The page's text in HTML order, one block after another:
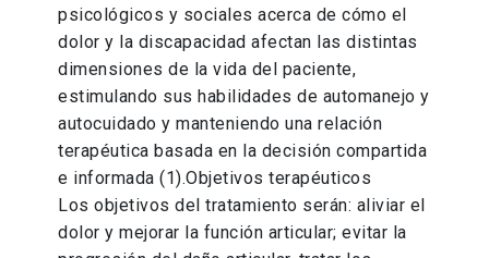
psicológicos y sociales acerca de cómo el
dolor y la discapacidad afectan las distintas
dimensiones de la vida del paciente,
estimulando sus habilidades de automanejo y
autocuidado y manteniendo una relación
terapéutica basada en la decisión compartida
e informada (1).Objetivos terapéuticos
Los objetivos del tratamiento serán: aliviar el
dolor y mejorar la función articular; evitar la